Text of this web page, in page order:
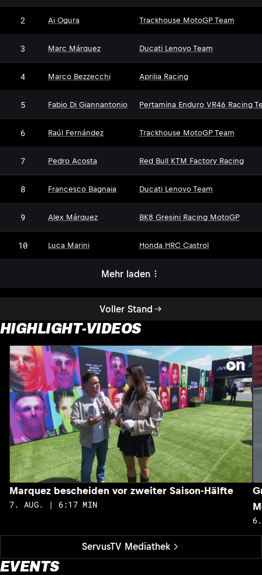
Voller Stand
2 Ai Ogura Trackhouse MotoGP Team
3 Marc Márquez Ducati Lenovo Team
4 Marco Bezzecchi Aprilia Racing
5 Fabio Di Giannantonio Pertamina Enduro VR46 Racing
6 Raúl Fernández Trackhouse MotoGP Team
7 Pedro Acosta Red Bull KTM Factory Racing
8 Francesco Bagnaia Ducati Lenovo Team
9 Alex Márquez BK8 Gresini Racing MotoGP
10 Luca Marini Honda HRC Castrol
Mehr laden
HIGHLIGHT-VIDEOS
ServusTV Mediathek
Marquez bescheiden vor zweiter Saison-Hälfte
7. AUG. | 6:17 MIN
EVENTS